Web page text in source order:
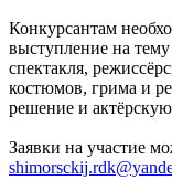
Конкурсантам
выступление на
спектакля,
костюмов, грима и
решение и
Заявки на участие